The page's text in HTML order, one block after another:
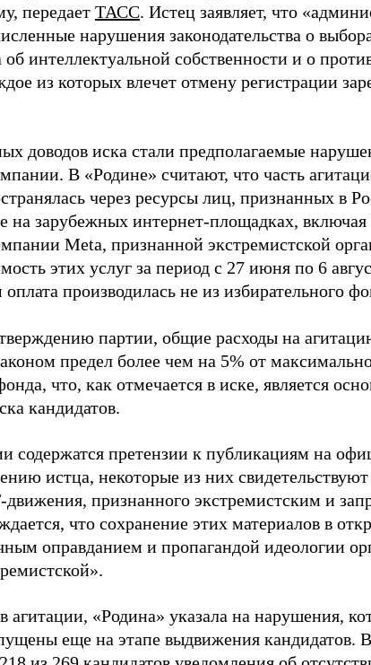
передает ТАСС. Истец заявляет, что
нарушения законодательства о
об интеллектуальной собственности и о
из которых влечет отмену регистрации
доводов иска стали предполагаемые
В «Родине» считают, что часть
через ресурсы лиц, признанных в
на зарубежных интернет-площадках,
Meta, признанной экстремистской
этих услуг за период с 27 июня по 6
производилась не из избирательного
партии, общие расходы на
предел более чем на 5% от
что, как отмечается в иске, является
кандидатов.
содержатся претензии к публикациям на
истца, некоторые из них
признанного экстремистским и
что сохранение этих материалов в
оправданием и пропагандой идеологии
агитации, «Родина» указала на нарушения,
еще на этапе выдвижения кандидатов.